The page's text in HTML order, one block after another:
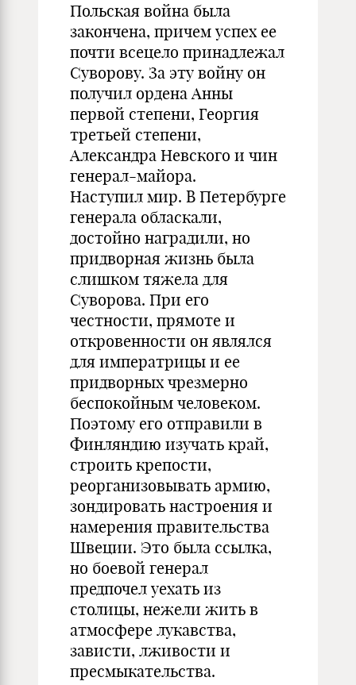
Польская война была
закончена, причем успех ее
почти всецело принадлежал
Суворову. За эту войну он
получил ордена Анны
первой степени, Георгия
третьей степени,
Александра Невского и чин
генерал-майора.
Наступил мир. В Петербурге
генерала обласкали,
достойно наградили, но
придворная жизнь была
слишком тяжела для
Суворова. При его
честности, прямоте и
откровенности он являлся
для императрицы и ее
придворных чрезмерно
беспокойным человеком.
Поэтому его отправили в
Финляндию изучать край,
строить крепости,
реорганизовывать армию,
зондировать настроения и
намерения правительства
Швеции. Это была ссылка,
но боевой генерал
предпочел уехать из
столицы, нежели жить в
атмосфере лукавства,
зависти, лживости и
пресмыкательства.